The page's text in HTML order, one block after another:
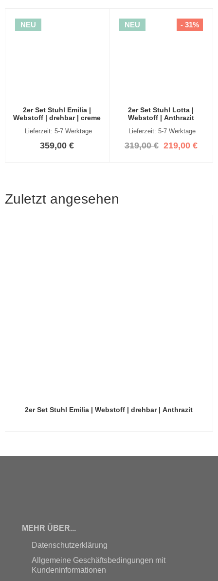
NEU
2er Set Stuhl Emilia |
Webstoff | drehbar | creme
Lieferzeit: 5-7 Werktage
359,00 €
NEU
2er Set Stuhl Lotta |
Webstoff | Anthrazit
Lieferzeit:5-7 Werktage
319,00 € 219,00 €
- 31%
Zuletzt angesehen
2er Set Stuhl Emilia | Webstoff | drehbar | Anthrazit
MEHR ÜBER...
Datenschutzerklärung
Allgemeine Geschäftsbedingungen mit
Kundeninformationen